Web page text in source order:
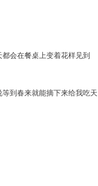
会在餐桌上变着花样见到
到春来就能摘下来给我吃天